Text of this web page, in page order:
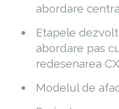
abordare
Etapele
abordare pas
redesenarea
Modelul de